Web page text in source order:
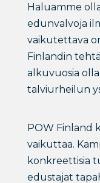
Haluamme
edunvalvoja
vaikutettava
Finlandin
alkuvuosia
talviurheilun
POW Finland
vaikuttaa.
konkreettisia
edustajat